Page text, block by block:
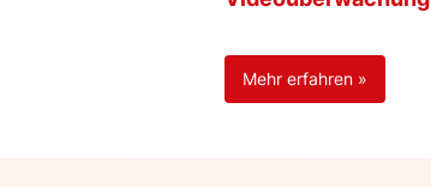
Mehr erfahren »